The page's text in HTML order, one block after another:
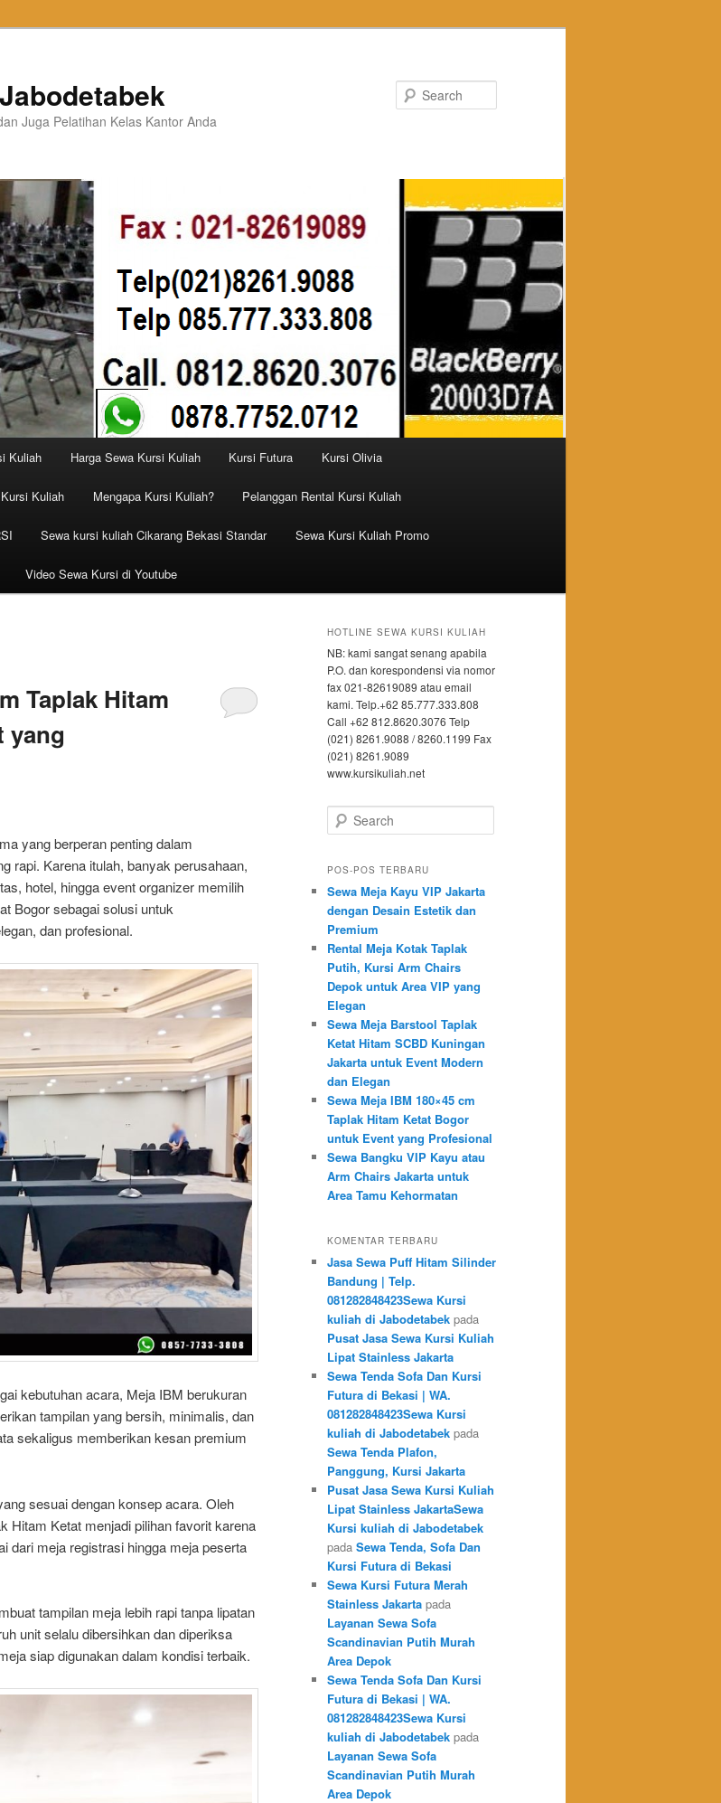
Juga Pelatihan Kelas Kantor Anda
Kuliah Harga Sewa Kursi Kuliah Kursi Futura Kursi Olivia
Kuliah Mengapa Kursi Kuliah? Pelanggan Rental Kursi Kuliah
Sewa kursi kuliah Cikarang Bekasi Standar Sewa Kursi Kuliah Promo
Video Sewa Kursi di Youtube
Taplak Hitam
yang
yang berperan penting dalam
rapi. Karena itulah, banyak perusahaan,
hotel, hingga event organizer memilih
Bogor sebagai solusi untuk
dan profesional.
kebutuhan acara, Meja IBM berukuran
tampilan yang bersih, minimalis, dan
sekaligus memberikan kesan premium
sesuai dengan konsep acara. Oleh
Hitam Ketat menjadi pilihan favorit karena
dari meja registrasi hingga meja peserta
tampilan meja lebih rapi tanpa lipatan
unit selalu dibersihkan dan diperiksa
siap digunakan dalam kondisi terbaik.
HOTLINE SEWA KURSI KULIAH
NB: kami sangat senang apabila
P.O. dan korespondensi via nomor
fax 021-82619089 atau email
kami. Telp.+62 85.777.333.808
Call +62 812.8620.3076 Telp
(021) 8261.9088 / 8260.1199 Fax
(021) 8261.9089
www.kursikuliah.net
Search
POS-POS TERBARU
Sewa Meja Kayu VIP Jakarta
dengan Desain Estetik dan
Premium
Rental Meja Kotak Taplak
Putih, Kursi Arm Chairs
Depok untuk Area VIP yang
Elegan
Sewa Meja Barstool Taplak
Ketat Hitam SCBD Kuningan
Jakarta untuk Event Modern
dan Elegan
Sewa Meja IBM 180×45 cm
Taplak Hitam Ketat Bogor
untuk Event yang Profesional
Sewa Bangku VIP Kayu atau
Arm Chairs Jakarta untuk
Area Tamu Kehormatan
KOMENTAR TERBARU
Jasa Sewa Puff Hitam Silinder
Bandung | Telp.
081282848423Sewa Kursi
kuliah di Jabodetabek pada
Pusat Jasa Sewa Kursi Kuliah
Lipat Stainless Jakarta
Sewa Tenda Sofa Dan Kursi
Futura di Bekasi | WA.
081282848423Sewa Kursi
kuliah di Jabodetabek pada
Sewa Tenda Plafon,
Panggung, Kursi Jakarta
Pusat Jasa Sewa Kursi Kuliah
Lipat Stainless JakartaSewa
Kursi kuliah di Jabodetabek
pada Sewa Tenda, Sofa Dan
Kursi Futura di Bekasi
Sewa Kursi Futura Merah
Stainless Jakarta pada
Layanan Sewa Sofa
Scandinavian Putih Murah
Area Depok
Sewa Tenda Sofa Dan Kursi
Futura di Bekasi | WA.
081282848423Sewa Kursi
kuliah di Jabodetabek pada
Layanan Sewa Sofa
Scandinavian Putih Murah
Area Depok